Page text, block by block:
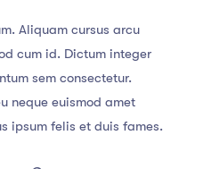
Aliquam cursus arcu
cum id. Dictum integer
sem consectetur.
neque euismod amet
ipsum felis et duis fames.